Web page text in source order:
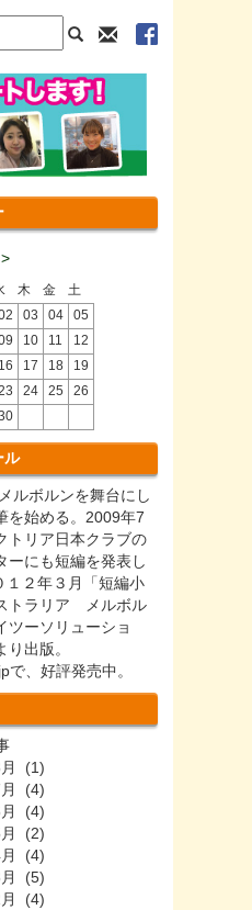
>
木 金
土
03 04
05
10 11
12
16 17 18
19
24 25
26
ル
ルボルンを舞台にし
を始める。2009年7
トリア日本クラブの
ーにも短編を発表し
１２年３月「短編小
トラリア メルボル
ツーソリューショ
り出版。
で、好評発売中。
(1)
(4)
(4)
(2)
(4)
(5)
(4)